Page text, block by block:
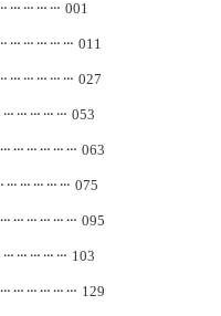
001
011
027
053
063
075
095
103
129